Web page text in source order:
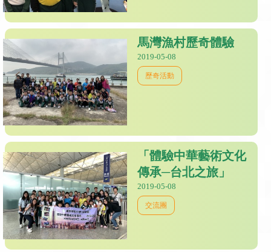
馬灣漁村歷奇體驗
2019-05-08
歷奇活動
「體驗中華藝術文化
傳承─台北之旅」
2019-05-08
交流團